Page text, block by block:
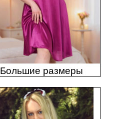
Большие размеры